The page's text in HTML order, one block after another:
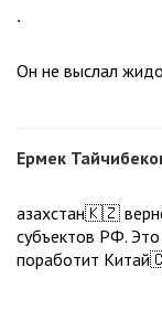
.
Он не выслал
Ермек
Қазахстан🇰🇿
субъектов РФ.
поработит